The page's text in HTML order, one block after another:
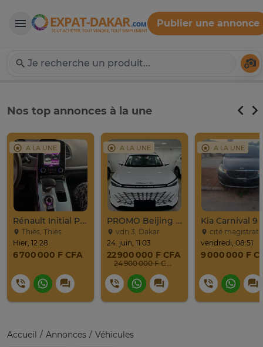
Expat-Dakar
Publier une annonce
Nos top annonces à la une
A LA UNE
Rénault Initial Paris 7 Places Très Propre
Thiès, Thiès
Hier, 12:28
6 700 000 F CFA
A LA UNE
PROMO Beijing X7 / 2025
vdn 3, Dakar
24. juin, 11:03
22 900 000 F CFA
24 900 000 F CFA
A LA UNE
cité magistrat,
vendredi, 08:51
9 000 000 F
Accueil Annonces
Véhicules